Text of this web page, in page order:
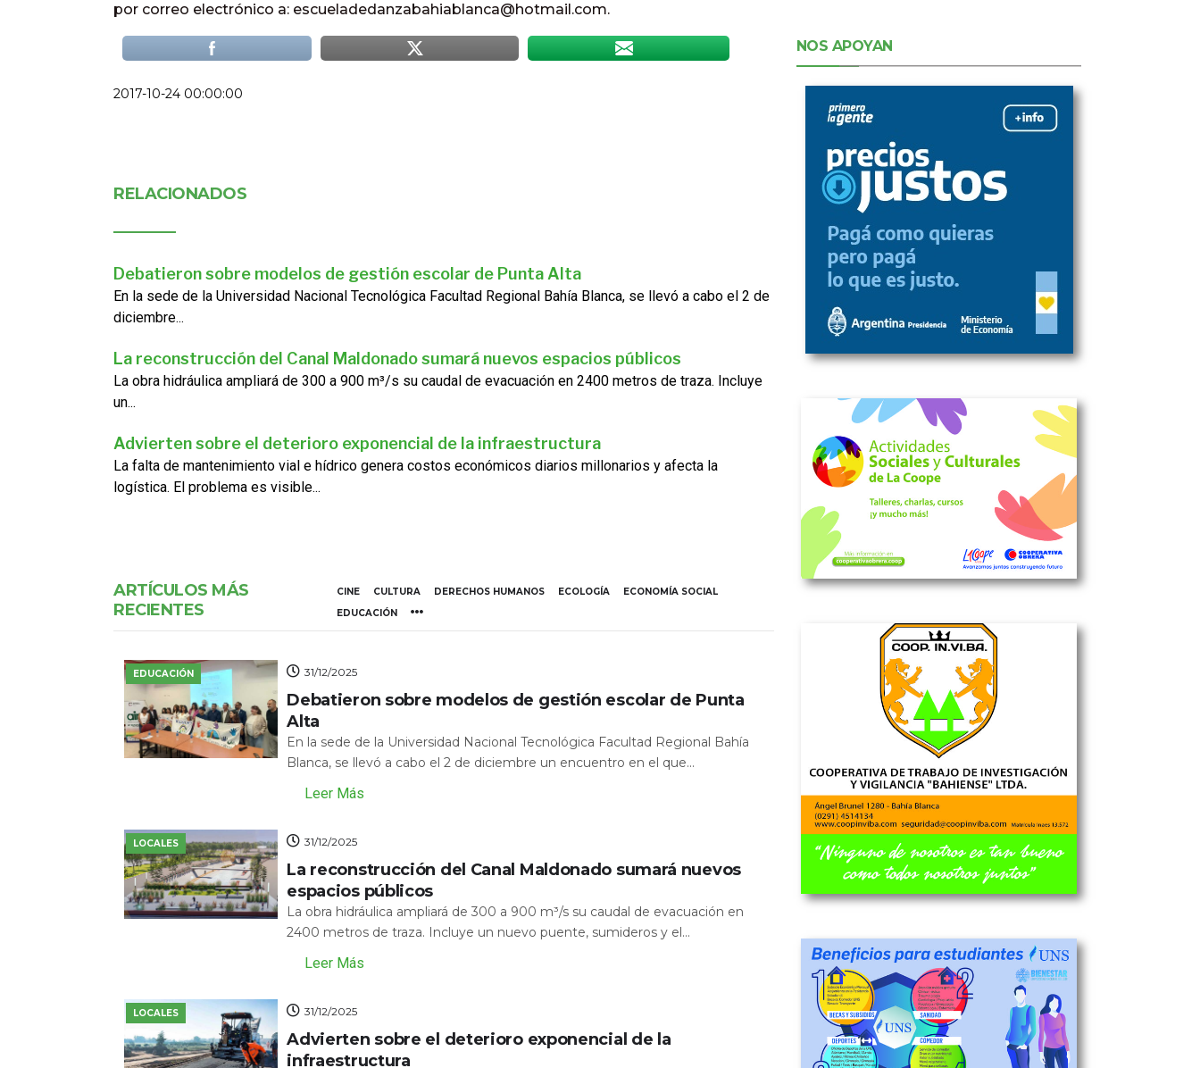
por correo electrónico a: escueladedanzabahiablanca@hotmail.com.
2017-10-24 00:00:00
RELACIONADOS
Debatieron sobre modelos de gestión escolar de Punta Alta
En la sede de la Universidad Nacional Tecnológica Facultad Regional Bahía Blanca, se llevó a cabo el 2 de
diciembre...
La reconstrucción del Canal Maldonado sumará nuevos espacios públicos
La obra hidráulica ampliará de 300 a 900 m³/s su caudal de evacuación en 2400 metros de traza. Incluye
un...
Advierten sobre el deterioro exponencial de la infraestructura
La falta de mantenimiento vial e hídrico genera costos económicos diarios millonarios y afecta la
logística. El problema es visible...
ARTÍCULOS MÁS
RECIENTES
CINE CULTURA DERECHOS HUMANOS ECOLOGÍA
ECONOMÍA SOCIAL
EDUCACIÓN
EDUCACIÓN 31/12/2025
Debatieron sobre modelos de gestión escolar de Punta
Alta
En la sede de la Universidad Nacional Tecnológica Facultad Regional Bahía
Blanca, se llevó a cabo el 2 de diciembre un encuentro en el que...
Leer Más
LOCALES 31/12/2025
La reconstrucción del Canal Maldonado sumará nuevos
espacios públicos
La obra hidráulica ampliará de 300 a 900 m³/s su caudal de evacuación en
2400 metros de traza. Incluye un nuevo puente, sumideros y el...
Leer Más
LOCALES 31/12/2025
Advierten sobre el deterioro exponencial de la
infraestructura
NOS APOYAN